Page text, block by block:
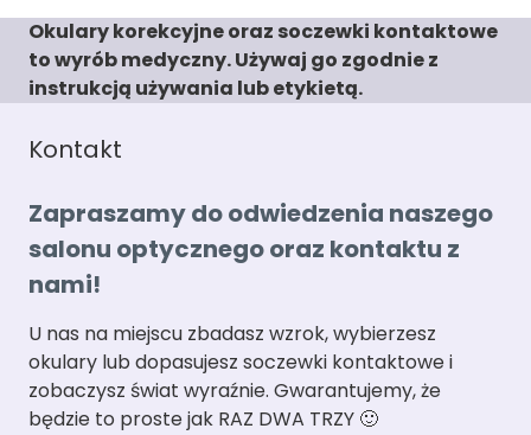
Okulary korekcyjne oraz soczewki kontaktowe
to wyrób medyczny. Używaj go zgodnie z
instrukcją używania lub etykietą.
Kontakt
Zapraszamy do odwiedzenia naszego
salonu optycznego oraz kontaktu z
nami!
U nas na miejscu zbadasz wzrok, wybierzesz
okulary lub dopasujesz soczewki kontaktowe i
zobaczysz świat wyraźnie. Gwarantujemy, że
będzie to proste jak RAZ DWA TRZY 🙂